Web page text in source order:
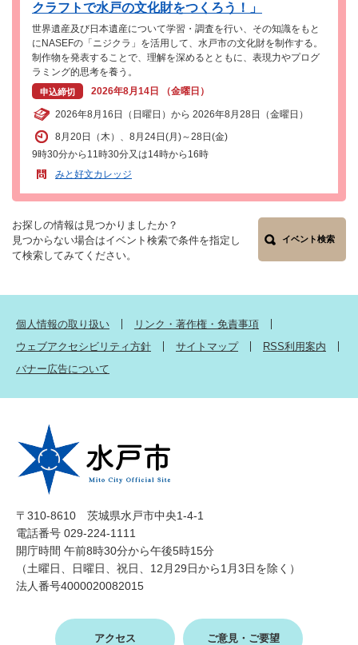
クラフトで水戸の文化財をつくろう！」
世界遺産及び日本遺産について学習・調査を行い、その知識をもと
にNASEFの「ニジクラ」を活用して、水戸市の文化財を制作する。
制作物を発表することで、理解を深めるとともに、表現力やプログ
ラミング的思考を養う。
申込締切 2026年8月14日 （金曜日）
2026年8月16日（日曜日）から 2026年8月28日（金曜日）
8月20日（木）、8月24日(月)～28日(金)
9時30分から11時30分又は14時から16時
みと好文カレッジ
お探しの情報は見つかりましたか？
見つからない場合はイベント検索で条件を指定し
て検索してみてください。
イベント検索
個人情報の取り扱い
リンク・著作権・免責事項
ウェブアクセシビリティ方針
サイトマップ
RSS利用案内
バナー広告について
〒310-8610 茨城県水戸市中央1-4-1
電話番号 029-224-1111
開庁時間 午前8時30分から午後5時15分
（土曜日、日曜日、祝日、12月29日から1月3日を除く）
法人番号4000020082015
アクセス ご意見・ご要望